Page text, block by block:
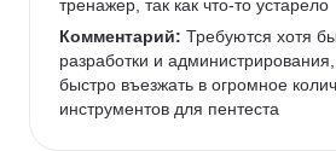
тренажер, так как что-то устарело
Комментарий: Требуются хотя
разработки и
быстро въезжать в огромное
инструментов для пентеста